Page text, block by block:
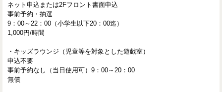
ネット申込または2Fフロント書面申込
事前予約・抽選
9：00～22：00（小学生以下20：00迄）
1,000円/時間
・キッズラウンジ（児童等を対象とした遊戯室）
申込不要
事前予約なし（当日使用可）9：00～20：00
無償